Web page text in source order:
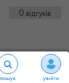
0 відгуків
пошук увійти